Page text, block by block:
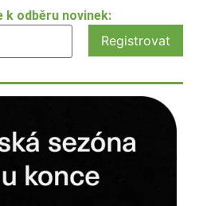
k odběru novinek: